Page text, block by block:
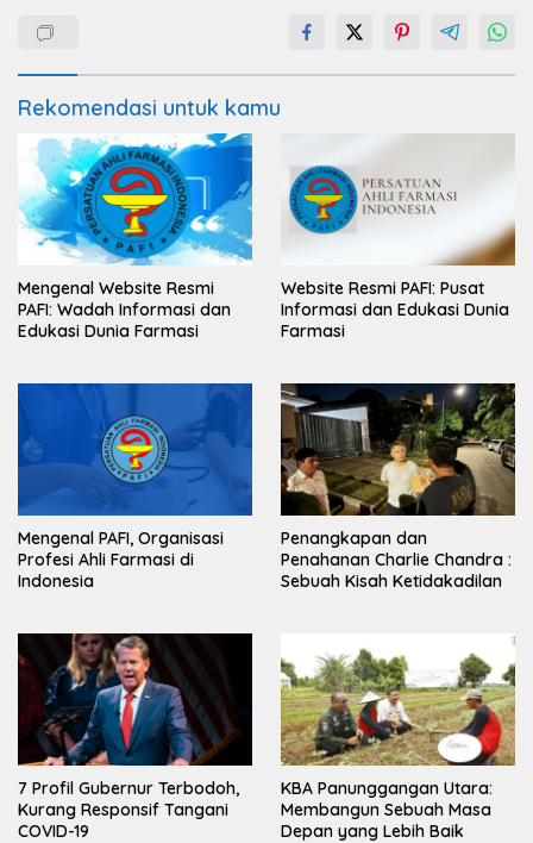
Rekomendasi untuk kamu
Mengenal Website Resmi
PAFI: Wadah Informasi dan
Edukasi Dunia Farmasi
Website Resmi PAFI: Pusat
Informasi dan Edukasi Dunia
Farmasi
Mengenal PAFI, Organisasi
Profesi Ahli Farmasi di
Indonesia
Penangkapan dan
Penahanan Charlie Chandra :
Sebuah Kisah Ketidakadilan
7 Profil Gubernur Terbodoh,
Kurang Responsif Tangani
COVID-19
KBA Panunggangan Utara:
Membangun Sebuah Masa
Depan yang Lebih Baik